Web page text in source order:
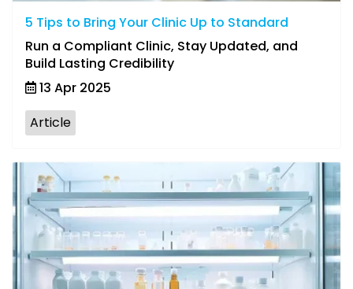
5 Tips to Bring Your Clinic Up to Standard
Run a Compliant Clinic, Stay Updated, and
Build Lasting Credibility
13 Apr 2025
Article